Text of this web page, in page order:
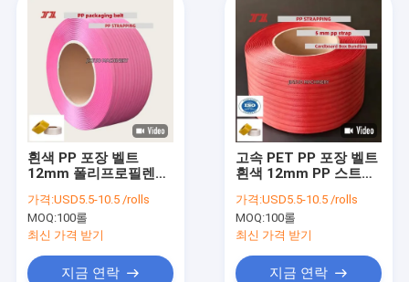
흰색 PP 포장 벨트
12mm 폴리프로필렌
기계용
가격:USD5.5-10.5 /rolls
MOQ:100롤
최신 가격 받기
지금 연락
고속 PET PP 포장 벨트
흰색 12mm PP 스트랩
은 견고성
가격:USD5.5-10.5 /rolls
MOQ:100롤
최신 가격 받기
지금 연락